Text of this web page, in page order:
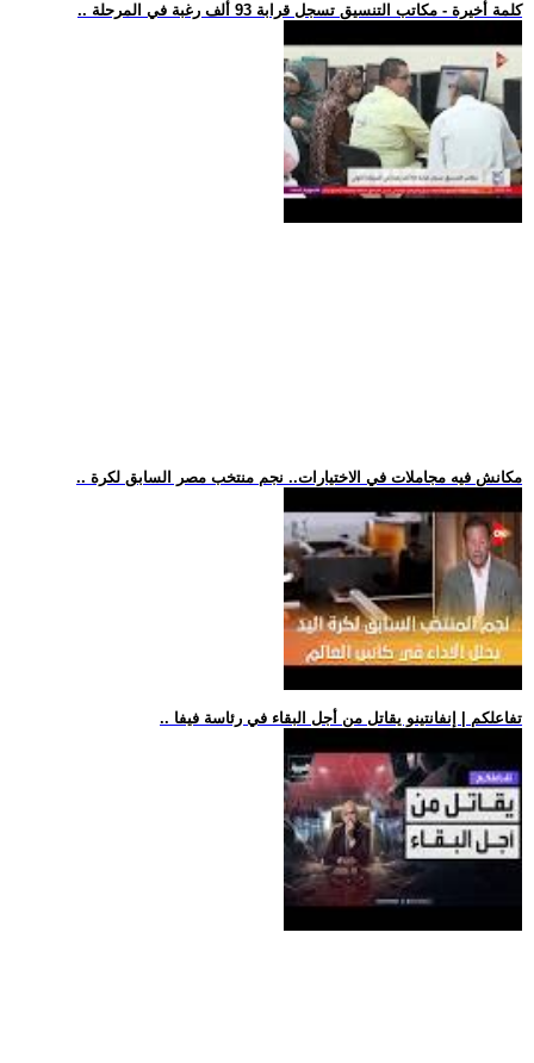
.. كلمة أخيرة - مكاتب التنسيق تسجل قرابة 93 ألف رغبة في المرحلة
.. مكانش فيه مجاملات في الاختيارات.. نجم منتخب مصر السابق لكرة
.. تفاعلكم | إنفانتينو يقاتل من أجل البقاء في رئاسة فيفا